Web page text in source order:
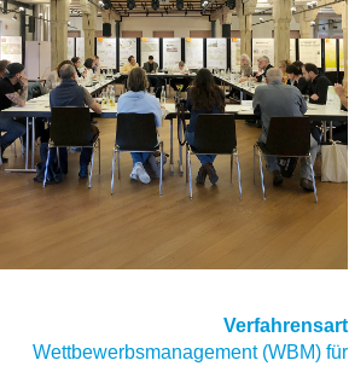
Verfahrensart
Wettbewerbsmanagement (WBM) für